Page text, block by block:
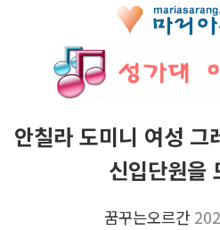
안칠라 도미니 여성 그
신입단원을
꿈꾸는오르간